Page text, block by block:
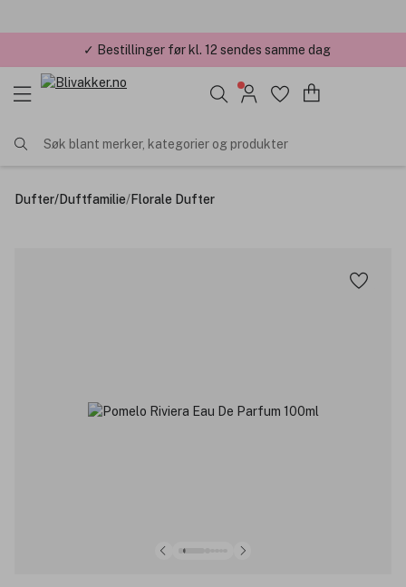
✓ Bestillinger før kl. 12 sendes samme dag
Søk blant merker, kategorier og produkter
Dufter/Duftfamilie/Florale Dufter